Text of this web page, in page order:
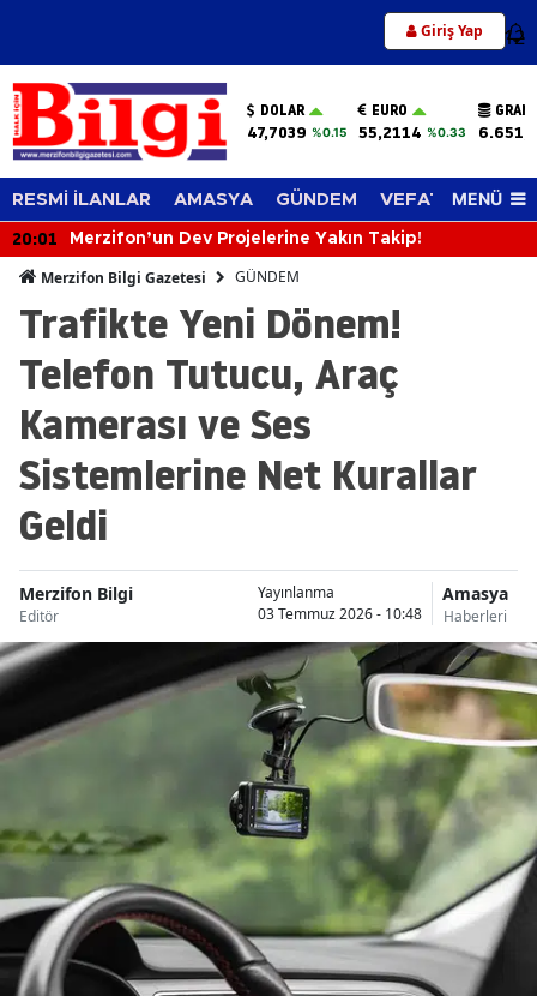
Giriş Yap 12
DOLAR
47,7039 %0.15
EURO
55,2114 %0.33
RESMİ İLANLAR AMASYA GÜNDEM VEFAT EDENLER
MENÜ
20:01 Merzifon’un Dev Projelerine Yakın Takip!
Merzifon Bilgi Gazetesi GÜNDEM
Trafikte Yeni Dönem!
Telefon Tutucu, Araç
Kamerası ve Ses
Sistemlerine Net Kurallar
Geldi
Merzifon Bilgi
Editör
Yayınlanma
03 Temmuz 2026 - 10:48
Amasya
Haberleri